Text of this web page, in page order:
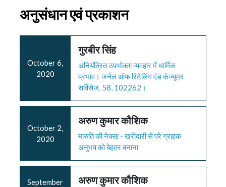
अनुसंधान एवं प्रकाशन
October 6,
2020
गुरबीर सिंह
अनियंत्रित उपभोक्ता व्यवहार में धार्मिक
प्रभाव। जर्नल ऑफ रिटेलिंग एंड कंज्यूमर
सर्विसेज, 58, 102262।
October 2,
2020
अरुण कुमार कौशिक
मारुति की नेक्सा - खरीदारी से परे ग्राहक
अनुभव को बेहतर बनाना
September
अरुण कुमार कौशिक